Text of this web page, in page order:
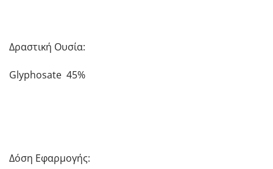
Δραστική Ουσία:
Glyphosate 45%
Δόση Εφαρμογής: